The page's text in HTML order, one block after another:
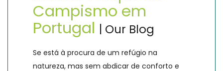
Campismo em
Portugal | Our Blog
Se está à procura de um refúgio na
natureza, mas sem abdicar de conforto e